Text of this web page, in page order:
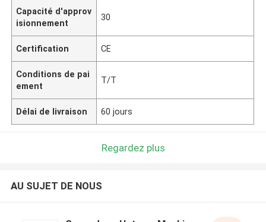
Capacité d'approv
isionnement
30
Certification CE
Conditions de pai
ement
T/T
Délai de livraison 60 jours
Regardez plus
AU SUJET DE NOUS